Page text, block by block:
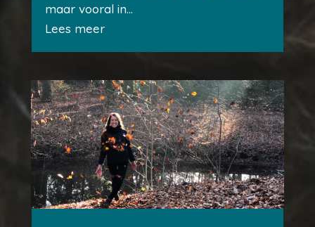
maar vooral in...
Lees meer